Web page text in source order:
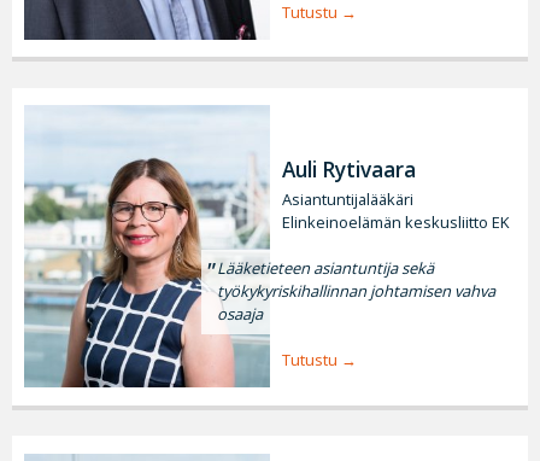
Tutustu
Auli Rytivaara
Asiantuntijalääkäri
Elinkeinoelämän keskusliitto EK
Lääketieteen asiantuntija sekä
työkykyriskihallinnan johtamisen vahva
osaaja
Tutustu